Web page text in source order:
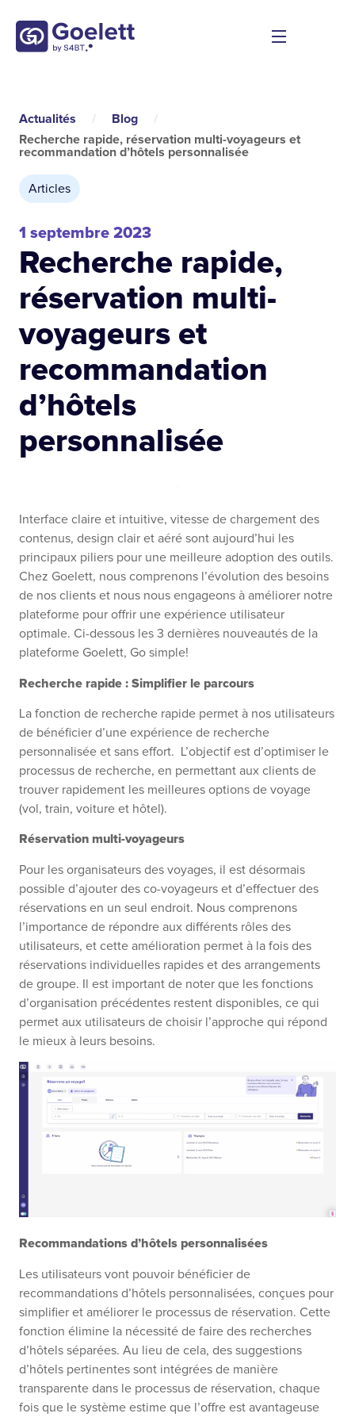
Actualités / Blog
/
Recherche rapide, réservation multi-voyageurs et
recommandation d’hôtels personnalisée
Articles
1 septembre 2023
Recherche rapide,
réservation multi-
voyageurs et
recommandation
d’hôtels
personnalisée
Interface claire et intuitive, vitesse de chargement des
contenus, design clair et aéré sont aujourd’hui les
principaux piliers pour une meilleure adoption des outils.
Chez Goelett, nous comprenons l’évolution des besoins
de nos clients et nous nous engageons à améliorer notre
plateforme pour offrir une expérience utilisateur
optimale. Ci-dessous les 3 dernières nouveautés de la
plateforme Goelett, Go simple!
Recherche rapide : Simplifier le parcours
La fonction de recherche rapide permet à nos utilisateurs
de bénéficier d’une expérience de recherche
personnalisée et sans effort. L’objectif est d’optimiser le
processus de recherche, en permettant aux clients de
trouver rapidement les meilleures options de voyage
(vol, train, voiture et hôtel).
Réservation multi-voyageurs
Pour les organisateurs des voyages, il est désormais
possible d’ajouter des co-voyageurs et d’effectuer des
réservations en un seul endroit. Nous comprenons
l’importance de répondre aux différents rôles des
utilisateurs, et cette amélioration permet à la fois des
réservations individuelles rapides et des arrangements
de groupe. Il est important de noter que les fonctions
d’organisation précédentes restent disponibles, ce qui
permet aux utilisateurs de choisir l’approche qui répond
le mieux à leurs besoins.
Recommandations d’hôtels personnalisées
Les utilisateurs vont pouvoir bénéficier de
recommandations d’hôtels personnalisées, conçues pour
simplifier et améliorer le processus de réservation. Cette
fonction élimine la nécessité de faire des recherches
d’hôtels séparées. Au lieu de cela, des suggestions
d’hôtels pertinentes sont intégrées de manière
transparente dans le processus de réservation, chaque
fois que le système estime que l’offre est avantageuse